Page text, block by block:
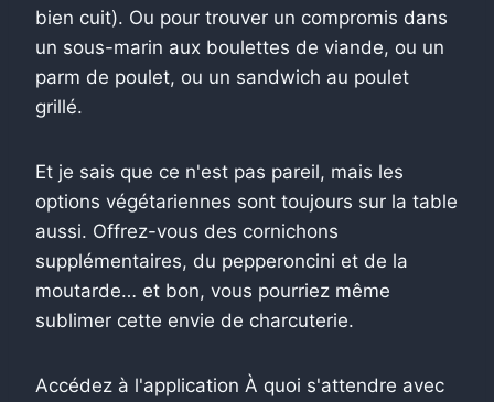
bien cuit). Ou pour trouver un compromis dans
un sous-marin aux boulettes de viande, ou un
parm de poulet, ou un sandwich au poulet
grillé.
Et je sais que ce n'est pas pareil, mais les
options végétariennes sont toujours sur la table
aussi. Offrez-vous des cornichons
supplémentaires, du pepperoncini et de la
moutarde… et bon, vous pourriez même
sublimer cette envie de charcuterie.
Accédez à l'application À quoi s'attendre avec